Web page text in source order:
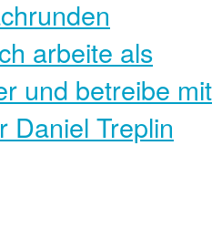
arbeite als
und betreibe mit
Daniel Treplin